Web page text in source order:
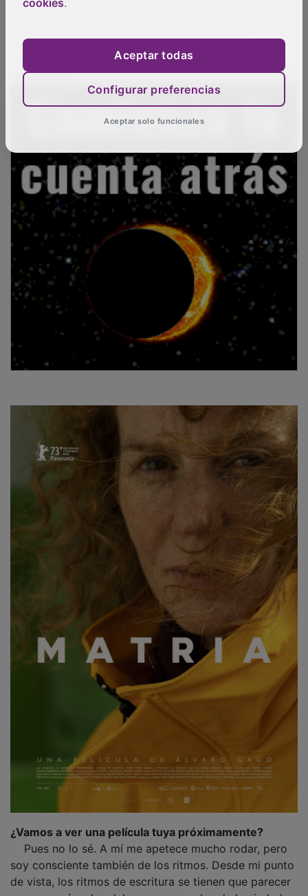
Pues no lo sé. A mí me apetece mucho rodar, pero
soy consciente también de los ritmos. Desde mi punto
de vista, los ritmos de escritura se tienen que parecer
un poco más a los del campo que a los de la ciudad,
cookies.
Aceptar todas
Configurar preferencias
Aceptar solo funcionales